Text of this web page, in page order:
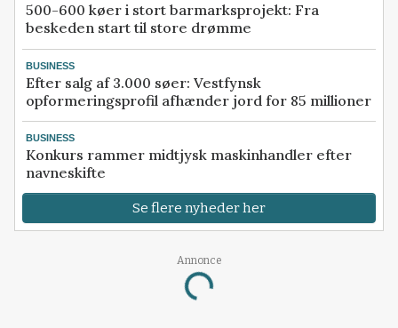
500-600 køer i stort barmarksprojekt: Fra
beskeden start til store drømme
BUSINESS
Efter salg af 3.000 søer: Vestfynsk
opformeringsprofil afhænder jord for 85 millioner
BUSINESS
Konkurs rammer midtjysk maskinhandler efter
navneskifte
Se flere nyheder her
Annonce
Loading...